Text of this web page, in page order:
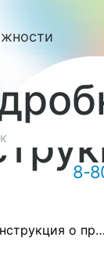
А2Б
то помочь?
8-
Подробная инструкция о программе А2Б